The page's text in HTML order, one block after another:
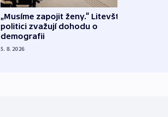
„Musíme zapojit ženy.“ Litevští
politici zvažují dohodu o
demografii
5. 8. 2026